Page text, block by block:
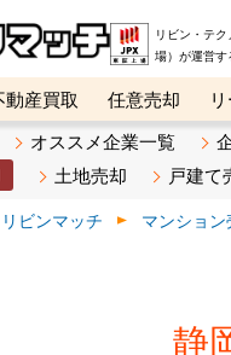
リビン・テ
場）が運営
動産買取 任意売却
ベスト不動産カンパニー
オススメ企業一覧
土地売却 戸建て
ビンマッチ マンショ
静